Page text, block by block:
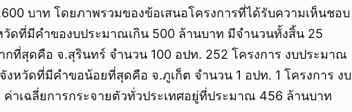
บาท โดยภาพรวมของข้อเสนอโครงการที่ได้รับความเห็นชอบ
ดที่มีคำของบประมาณเกิน 500 ล้านบาท มีจำนวนทั้งสิ้น 25
ที่สุดคือ จ.สุรินทร์ จำนวน 100 อปท. 252 โครงการ งบประมาณ
งหวัดที่มีคำขอน้อยที่สุดคือ จ.ภูเก็ต จำนวน 1 อปท. 1 โครงการ งบ
าเฉลี่ยการกระจายตัวทั่วประเทศอยู่ที่ประมาณ 456 ล้านบาท